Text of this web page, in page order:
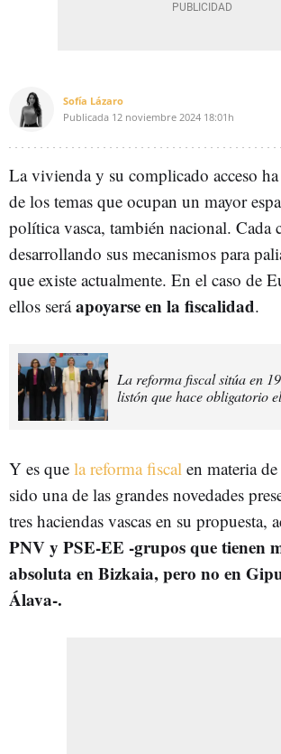
Sofía Lázaro
Publicada 12 noviembre 2024 18:01h
La vivienda y su complicado acceso
de los temas que ocupan un mayor
política vasca, también nacional. Cada
desarrollando sus mecanismos para
que existe actualmente. En el caso de
ellos seráapoyarse en la fiscalidad.
La reforma fiscal sitúa en
listón que hace obligatorio
Y es que la reforma fiscal en materia
sido una de las grandes novedades
tres haciendas vascas en su propuesta,
PNV y PSE-EE -grupos que tienen
absoluta en Bizkaia, pero no en
Álava-.